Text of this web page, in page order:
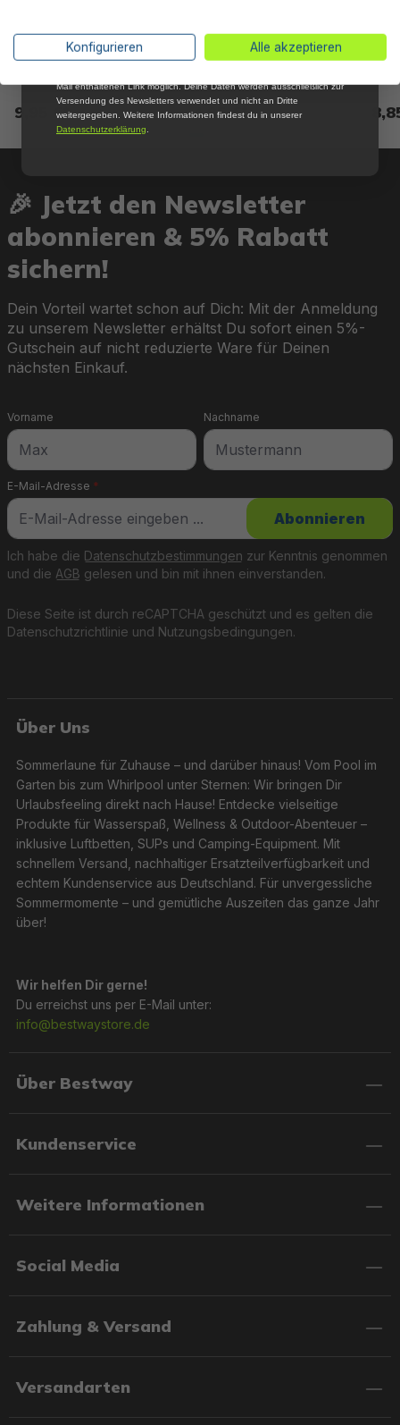
9,95 €*
Reparaturflicken 6,5 x 6,5 cm,
4,95 €*
🎉 Jetzt den Newsletter
abonnieren & 5% Rabatt
sichern!
Dein Vorteil wartet schon auf Dich: Mit der Anmeldung
zu unserem Newsletter erhältst Du sofort einen 5%-
Gutschein auf nicht reduzierte Ware für Deinen
nächsten Einkauf.
E-Mail-Adresse *
Vorname Nachname
Diese Seite ist durch reCAPTCHA geschützt und es gelten die
Datenschutzrichtlinie und Nutzungsbedingungen.
Ich habe die Datenschutzbestimmungen zur Kenntnis genommen
und die AGB gelesen und bin mit ihnen einverstanden.
Abonnieren
Über Uns
Sommerlaune für Zuhause – und darüber hinaus! Vom Pool im
Garten bis zum Whirlpool unter Sternen: Wir bringen Dir
Urlaubsfeeling direkt nach Hause! Entdecke vielseitige
Produkte für Wasserspaß, Wellness & Outdoor-Abenteuer –
inklusive Luftbetten, SUPs und Camping-Equipment. Mit
schnellem Versand, nachhaltiger Ersatzteilverfügbarkeit und
echtem Kundenservice aus Deutschland. Für unvergessliche
Sommermomente – und gemütliche Auszeiten das ganze Jahr
über!
Wir helfen Dir gerne!
Du erreichst uns per E-Mail unter:
info@bestwaystore.de
Über Bestway
Kundenservice
Weitere Informationen
Social Media
Zahlung & Versand
Versandarten
Konfigurieren Alle akzeptieren
*Mit der Anmeldung zum Newsletter stimmst du zu, regelmäßig per E-
Mail über aktuelle Angebote, Aktionen und Produktneuheiten
Mail enthaltenen Link möglich. Deine Daten werden ausschließlich zur
Versendung des Newsletters verwendet und nicht an Dritte
weitergegeben. Weitere Informationen findest du in unserer
Datenschutzerklärung